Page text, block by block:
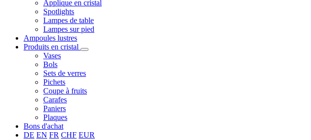
Applique en cristal
Spotlights
Lampes de table
Lampes sur pied
Ampoules lustres
Produits en cristal
Vases
Bols
Sets de verres
Pichets
Coupe à fruits
Carafes
Paniers
Plaques
Bons d'achat
DE EN FR CHF EUR